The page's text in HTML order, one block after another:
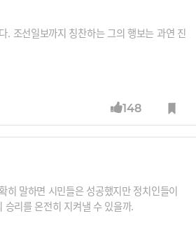
. 조선일보까지 칭찬하는 그의 행보는 과연 진
148
말하면 시민들은 성공했지만 정치인들이
리를 온전히 지켜낼 수 있을까.